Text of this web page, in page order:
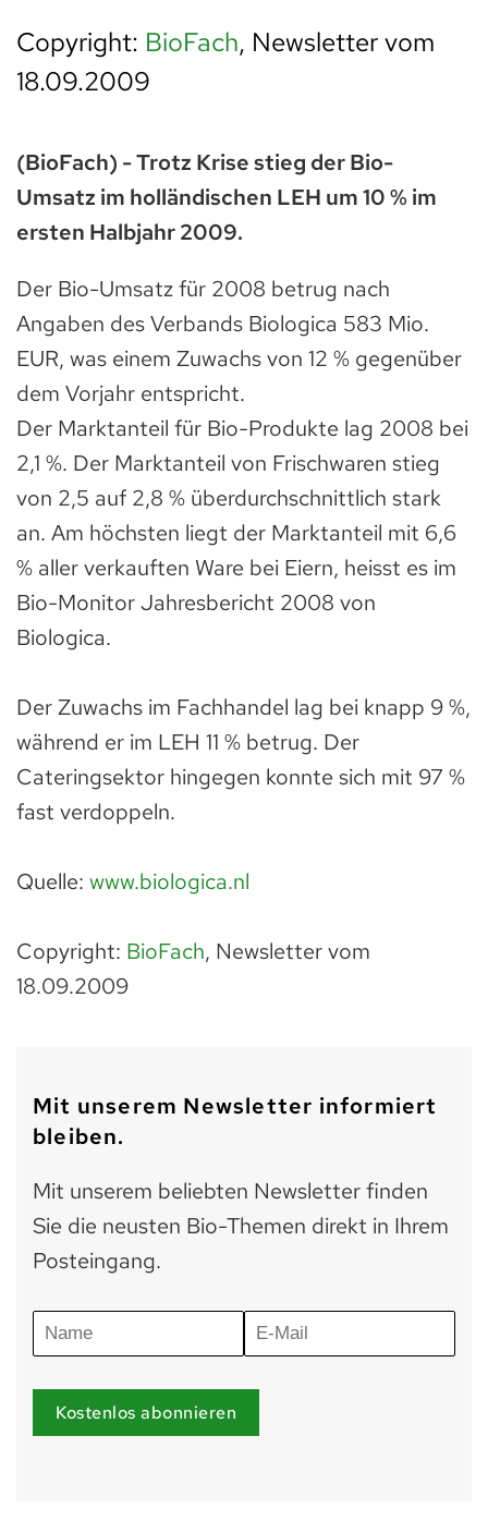
Copyright: BioFach, Newsletter vom
18.09.2009
(BioFach) - Trotz Krise stieg der Bio-
Umsatz im holländischen LEH um 10 % im
ersten Halbjahr 2009.
Der Bio-Umsatz für 2008 betrug nach
Angaben des Verbands Biologica 583 Mio.
EUR, was einem Zuwachs von 12 % gegenüber
dem Vorjahr entspricht.
Der Marktanteil für Bio-Produkte lag 2008 bei
2,1 %. Der Marktanteil von Frischwaren stieg
von 2,5 auf 2,8 % überdurchschnittlich stark
an. Am höchsten liegt der Marktanteil mit 6,6
% aller verkauften Ware bei Eiern, heisst es im
Bio-Monitor Jahresbericht 2008 von
Biologica.
Der Zuwachs im Fachhandel lag bei knapp 9 %,
während er im LEH 11 % betrug. Der
Cateringsektor hingegen konnte sich mit 97 %
fast verdoppeln.
Quelle: www.biologica.nl
Copyright: BioFach, Newsletter vom
18.09.2009
Mit unserem Newsletter informiert
bleiben.
Mit unserem beliebten Newsletter finden
Sie die neusten Bio-Themen direkt in Ihrem
Posteingang.
Kostenlos abonnieren